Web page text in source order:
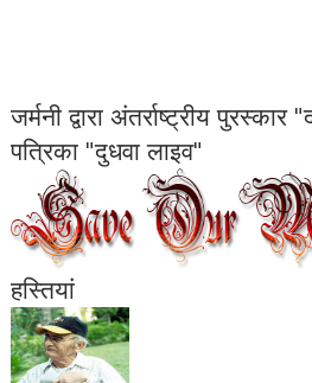
जर्मनी द्वारा अंतर्राष्ट्रीय
पत्रिका "दुधवा लाइव"
हस्तियां